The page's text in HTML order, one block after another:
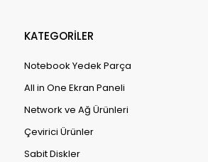
KATEGORİLER
Notebook Yedek Parça
All in One Ekran Paneli
Network ve Ağ Ürünleri
Çevirici Ürünler
Sabit Diskler